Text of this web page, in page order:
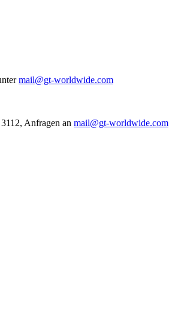
mail@gt-worldwide.com
Anfragen an mail@gt-worldwide.com